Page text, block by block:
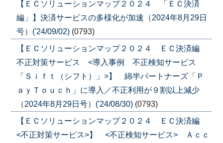
【ＥＣソリューションマップ２０２４ 「ＥＣ決済
編」】決済サービスの多様化が加速（2024年8月29日
号）('24/09/02) (0793)
【ＥＣソリューションマップ２０２４ ＥＣ決済編
不正対策サービス <導入事例 不正検知サービス
「Ｓｉｆｔ（シフト）」>】 綿半パートナーズ「Ｐ
ａｙＴｏｕｃｈ」に導入／不正利用が９割以上減少
（2024年8月29日号）('24/08/30) (0793)
【ＥＣソリューションマップ２０２４ ＥＣ決済編
<不正対策サービス>】 <不正検知サービス> Ａｃｃ